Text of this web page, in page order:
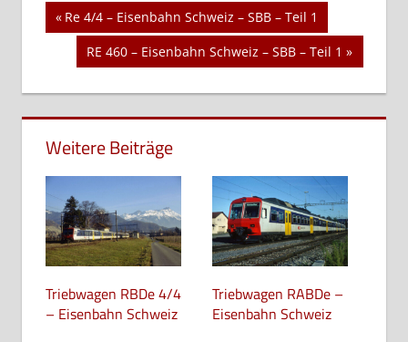
Beitragsnavigation
Vorheriger
Beitrag:
Re 4/4 – Eisenbahn Schweiz – SBB – Teil 1
Nächster
RE 460 – Eisenbahn Schweiz – SBB – Teil 1
Weitere Beiträge
Triebwagen RBDe 4/4
– Eisenbahn Schweiz
Triebwagen RABDe –
Eisenbahn Schweiz